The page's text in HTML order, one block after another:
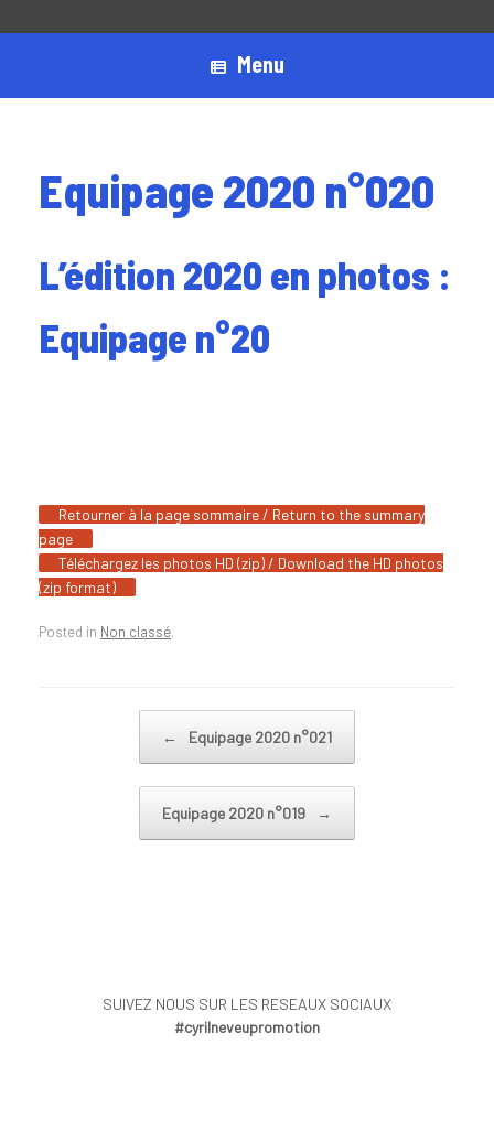
Menu
Equipage 2020 n°020
L’édition 2020 en photos :
Equipage n°20
Retourner à la page sommaire / Return to the summary
page
Téléchargez les photos HD (zip) / Download the HD photos
(zip format)
Posted in Non classé.
← Equipage 2020 n°021
Equipage 2020 n°019 →
SUIVEZ NOUS SUR LES RESEAUX SOCIAUX
#cyrilneveupromotion